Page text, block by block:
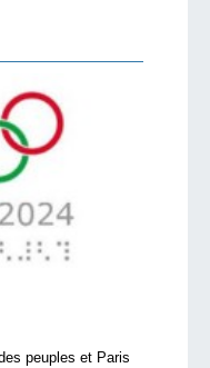
peuples et Paris